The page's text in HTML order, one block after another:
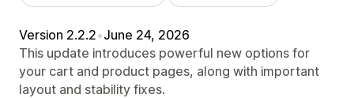
Version 2.2.2•June 24, 2026
This update introduces powerful new options for
your cart and product pages, along with important
layout and stability fixes.